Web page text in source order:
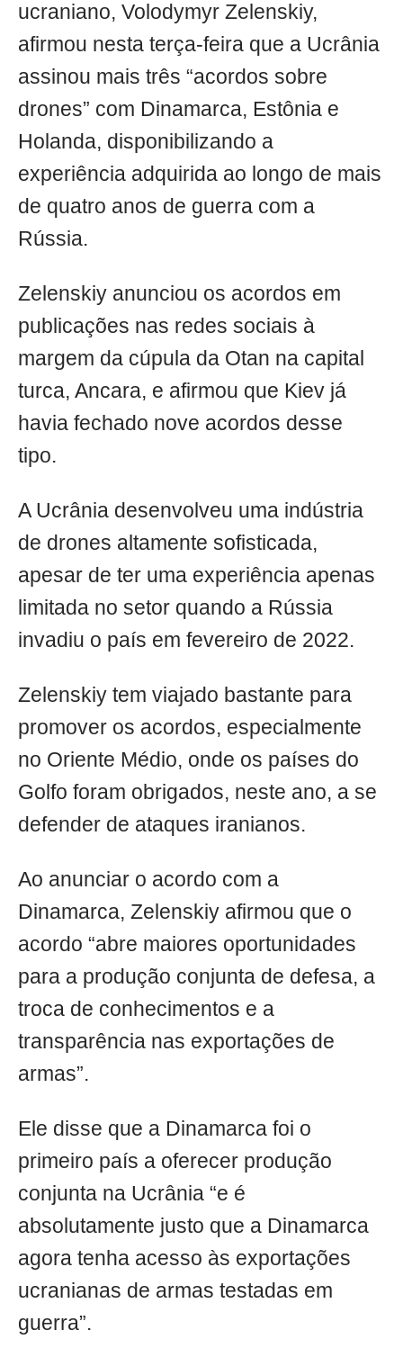
ucraniano, Volodymyr Zelenskiy,
afirmou nesta terça-feira que a Ucrânia
assinou mais três “acordos sobre
drones” com Dinamarca, Estônia e
Holanda, disponibilizando a
experiência adquirida ao longo de mais
de quatro anos de guerra com a
Rússia.
Zelenskiy anunciou os acordos em
publicações nas redes sociais à
margem da cúpula da Otan na capital
turca, Ancara, e afirmou que Kiev já
havia fechado nove acordos desse
tipo.
A Ucrânia desenvolveu uma indústria
de drones altamente sofisticada,
apesar de ter uma experiência apenas
limitada no setor quando a Rússia
invadiu o país em fevereiro de 2022.
Zelenskiy tem viajado bastante para
promover os acordos, especialmente
no Oriente Médio, onde os países do
Golfo foram obrigados, neste ano, a se
defender de ataques iranianos.
Ao anunciar o acordo com a
Dinamarca, Zelenskiy afirmou que o
acordo “abre maiores oportunidades
para a produção conjunta de defesa, a
troca de conhecimentos e a
transparência nas exportações de
armas”.
Ele disse que a Dinamarca foi o
primeiro país a oferecer produção
conjunta na Ucrânia “e é
absolutamente justo que a Dinamarca
agora tenha acesso às exportações
ucranianas de armas testadas em
guerra”.